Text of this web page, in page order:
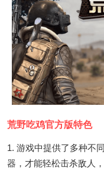
荒野吃鸡官方版特色
1. 游戏中提供了多种不
器，才能轻松击杀敌人，